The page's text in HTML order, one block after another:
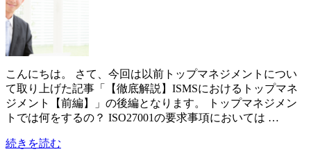
こんにちは。 さて、今回は以前トップマネジメントについ
て取り上げた記事「【徹底解説】ISMSにおけるトップマネ
ジメント【前編】」の後編となります。 トップマネジメン
トでは何をするの？ ISO27001の要求事項においては …
続きを読む